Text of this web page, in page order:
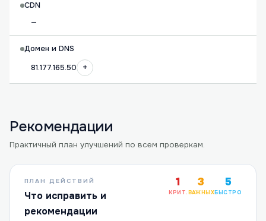
CDN
—
Домен и DNS
81.177.165.50
+
Рекомендации
Практичный план улучшений по всем проверкам.
ПЛАН ДЕЙСТВИЙ
Что исправить и
рекомендации
1
КРИТ.
3
ВАЖНЫХ
5
БЫСТРО